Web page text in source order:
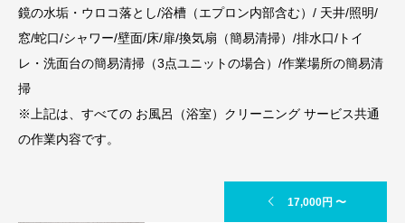
鏡の水垢・ウロコ落とし/浴槽（エプロン内部含む）/ 天井/照明/
窓/蛇口/シャワー/壁面/床/扉/換気扇（簡易清掃）/排水口/トイ
レ・洗面台の簡易清掃（3点ユニットの場合）/作業場所の簡易清
掃
※上記は、すべての お風呂（浴室）クリーニング サービス共通
の作業内容です。
17,000円 〜